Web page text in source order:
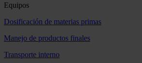
Equipos
Dosificación de materias primas
Manejo de productos finales
Transporte interno